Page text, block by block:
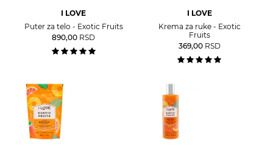
I LOVE
Puter za telo - Exotic Fruits
890,00 RSD
I LOVE
Krema za ruke - Exotic
Fruits
369,00 RSD